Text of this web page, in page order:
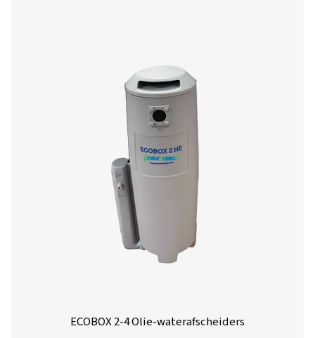
Luchtvochtigheidsbereik
Omgevingstemperatuur
uren